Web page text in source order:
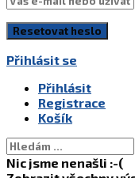
Přihlásit se
Přihlásit
Registrace
Košík
Nic jsme nenašli :-(